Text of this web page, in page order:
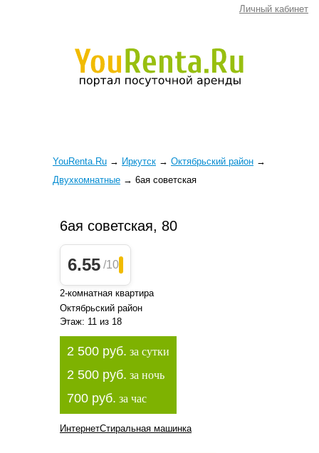
Личный кабинет
YouRenta.Ru → Иркутск → Октябрьский район →
Двухкомнатные → 6ая советская
6ая советская, 80
6.55 /10
2-комнатная квартира
Октябрьский район
Этаж: 11 из 18
2 500 руб. за сутки
2 500 руб. за ночь
700 руб. за час
ИнтернетСтиральная машинка